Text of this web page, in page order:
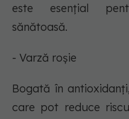
este esențial
sănătoasă.
- Varză roșie
Bogată în
care pot reduce